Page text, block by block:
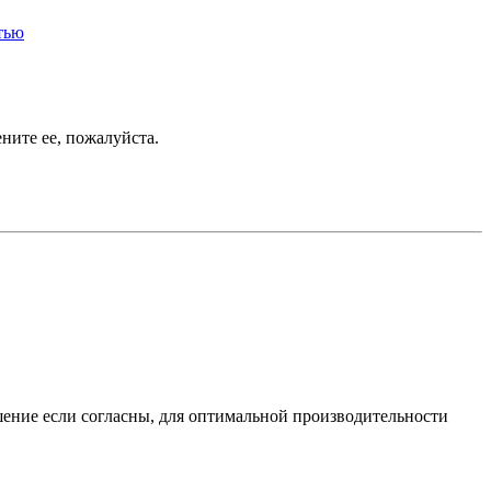
ее, пожалуйста.
если согласны, для оптимальной производительности